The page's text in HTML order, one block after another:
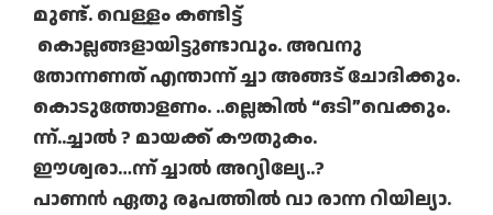
മുണ്ട്. വെള്ളം കണ്ടിട്ട്
കൊല്ലങ്ങളായിട്ടുണ്ടാവും. അവനു
തോന്നണത് എന്താന്ന് ച്ചാ അങ്ങട് ചോദിക്കും.
കൊടുത്തോളണം. ..ല്ലെങ്കിൽ “ഒടി”വെക്കും.
ന്ന്..ച്ചാൽ ? മായക്ക് കൗതുകം.
ഈശ്വരാ…ന്ന് ച്ചാൽ അറ്യില്യേ..?
പാണൻ ഏതു രൂപത്തിൽ വാ രാന്ന റിയില്യാ.